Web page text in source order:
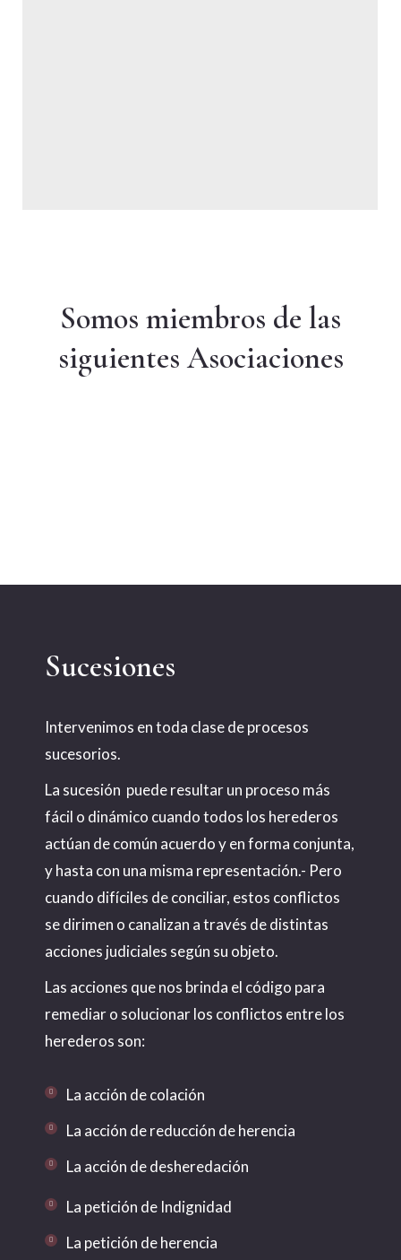
Somos miembros de las
siguientes Asociaciones
Sucesiones
Intervenimos en toda clase de procesos
sucesorios.
La sucesión puede resultar un proceso más
fácil o dinámico cuando todos los herederos
actúan de común acuerdo y en forma conjunta,
y hasta con una misma representación.- Pero
cuando difíciles de conciliar, estos conflictos
se dirimen o canalizan a través de distintas
acciones judiciales según su objeto.
Las acciones que nos brinda el código para
remediar o solucionar los conflictos entre los
herederos son:
La acción de colación
La acción de reducción de herencia
La acción de desheredación
La petición de Indignidad
La petición de herencia